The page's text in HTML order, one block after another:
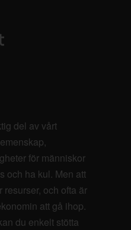
del av vårt
för människor
och ha kul. Men att
och ofta är
att gå ihop.
du enkelt stötta